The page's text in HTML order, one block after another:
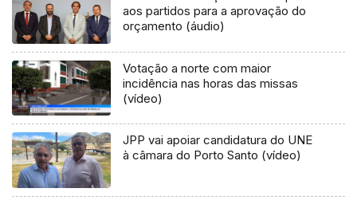
aos partidos para a aprovação do
orçamento (áudio)
Votação a norte com maior
incidência nas horas das missas
(vídeo)
JPP vai apoiar candidatura do UNE
à câmara do Porto Santo (vídeo)